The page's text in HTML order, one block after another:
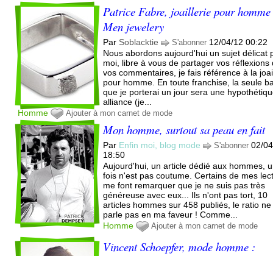
Patrice Fabre, joaillerie pour
Men jewelery
Par Soblacktie S'abonner 12/04/12 00:22
Nous abordons aujourd'hui un sujet délicat
moi, libre à vous de partager vos réflexions
vos commentaires, je fais référence à la
pour homme. En toute franchise, la seule
que je porterai un jour sera une
alliance (je...
Homme
Ajouter à mon carnet de mode
Mon homme, surtout sa peau en fait
Par Enfin moi, blog mode S'abonner 02/
18:50
Aujourd'hui, un article dédié aux hommes,
fois n'est pas coutume. Certains de mes
me font remarquer que je ne suis pas très
généreuse avec eux... Ils n'ont pas tort, 10
articles hommes sur 458 publiés, le ratio ne
parle pas en ma faveur ! Comme...
Homme
Ajouter à mon carnet de mode
Vincent Schoepfer, mode homme :